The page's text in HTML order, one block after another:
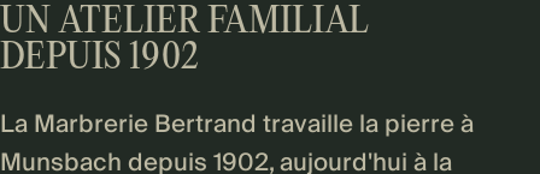
UN ATELIER FAMILIAL
DEPUIS 1902
La Marbrerie Bertrand travaille la pierre à
Munsbach depuis 1902, aujourd'hui à la